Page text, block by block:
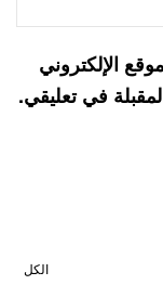
الإلكتروني
في تعليقي.
الكل